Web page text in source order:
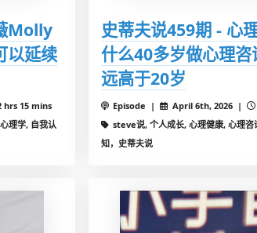
Molly
以延续
hrs 15 mins
理学, 自我认
史蒂夫说459期 - 心
什么40多岁做心理咨
远高于20岁
Episode | April 6th, 2026 |
steve说, 个人成长, 心理健康, 心理咨
知，史蒂夫说